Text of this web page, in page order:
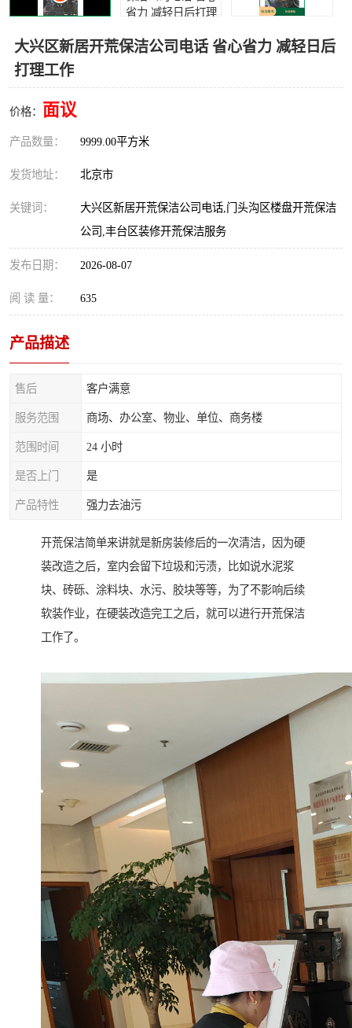
大兴区新居开荒保洁公司电话 省心省力 减轻日后
打理工作
价格： 面议
产品数量： 9999.00平方米
发货地址： 北京市
关键词：
大兴区新居开荒保洁公司电话,门头沟区楼盘开荒保洁
公司,丰台区装修开荒保洁服务
发布日期： 2026-08-07
阅 读 量： 635
产品描述
售后 客户满意
服务范围 商场、办公室、物业、单位、商务楼
范围时间 24 小时
是否上门 是
产品特性 强力去油污
开荒保洁简单来讲就是新房装修后的一次清洁，因为硬
装改造之后，室内会留下垃圾和污渍，比如说水泥浆
块、砖砾、涂料块、水污、胶块等等，为了不影响后续
软装作业，在硬装改造完工之后，就可以进行开荒保洁
工作了。